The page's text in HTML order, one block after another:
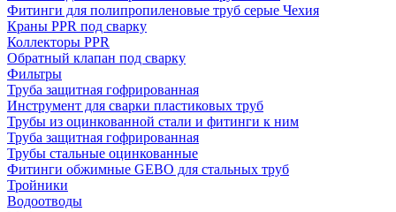
Фитинги для полипропиленовые труб серые Чехия
Краны PPR под сварку
Коллекторы PPR
Обратный клапан под сварку
Фильтры
Труба защитная гофрированная
Инструмент для сварки пластиковых труб
Трубы из оцинкованной стали и фитинги к ним
Труба защитная гофрированная
Трубы стальные оцинкованные
Фитинги обжимные GEBO для стальных труб
Тройники
Водоотводы